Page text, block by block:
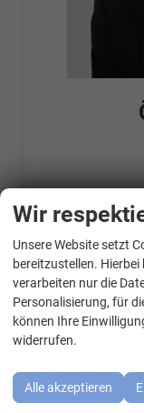
Fahrzeugnr.
BMW
Cupra
Wir
Unsere Website setzt
bereitzustellen.
verarbeiten nur die
Personalisierung, für
können Ihre
widerrufen.
Alle akzeptieren